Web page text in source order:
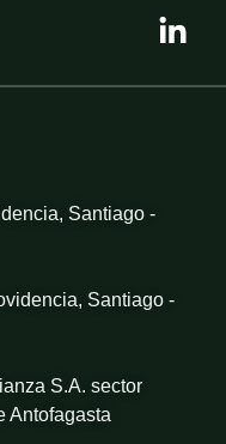
i
k
n
Santiago -
Santiago -
S.A. sector
Antofagasta